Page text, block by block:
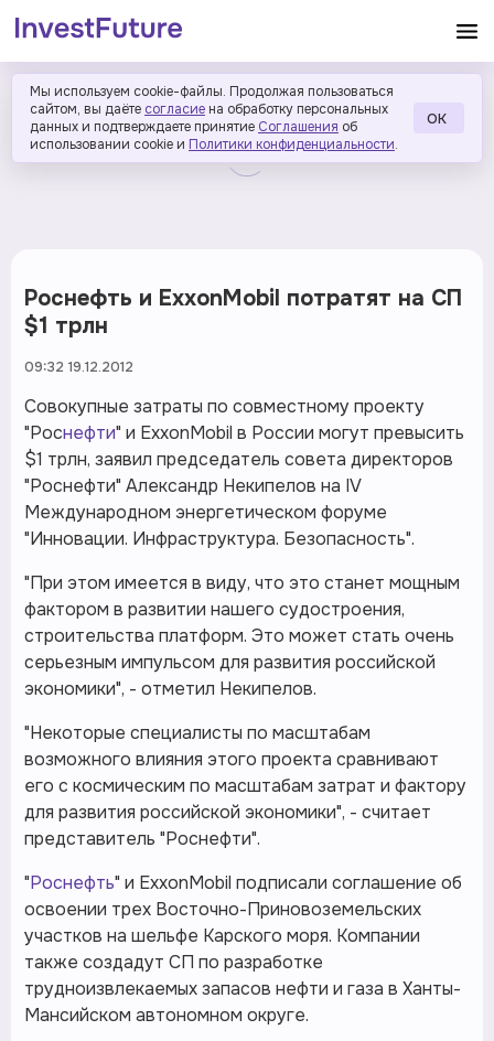
Мы используем cookie-файлы. Продолжая пользоваться
сайтом, вы даёте согласие на обработку персональных
данных и подтверждаете принятие Соглашения об
использовании cookie и Политики конфиденциальности.
ОК
Роснефть и ExxonMobil потратят на СП
$1 трлн
09:32 19.12.2012
Совокупные затраты по совместному проекту
"Роснефти" и ExxonMobil в России могут превысить
$1 трлн, заявил председатель совета директоров
"Роснефти" Александр Некипелов на IV
Международном энергетическом форуме
"Инновации. Инфраструктура. Безопасность".
"При этом имеется в виду, что это станет мощным
фактором в развитии нашего судостроения,
строительства платформ. Это может стать очень
серьезным импульсом для развития российской
экономики", - отметил Некипелов.
"Некоторые специалисты по масштабам
возможного влияния этого проекта сравнивают
его с космическим по масштабам затрат и фактору
для развития российской экономики", - считает
представитель "Роснефти".
"Роснефть" и ExxonMobil подписали соглашение об
освоении трех Восточно-Приновоземельских
участков на шельфе Карского моря. Компании
также создадут СП по разработке
трудноизвлекаемых запасов нефти и газа в Ханты-
Мансийском автономном округе.